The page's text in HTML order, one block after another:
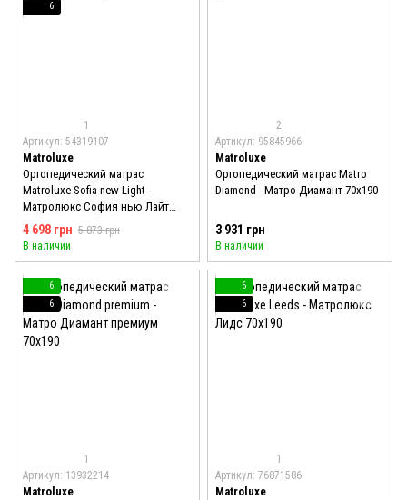
6
1
Артикул: 54319107
Matroluxe
Ортопедический матрас
Matroluxe Sofia new Light -
Матролюкс София нью Лайт
70x190
4 698 грн 5 873 грн
В наличии
2
Артикул: 95845966
Matroluxe
Ортопедический матрас Matro
Diamond - Матро Диамант 70x190
3 931 грн
В наличии
6
6
1
Артикул: 13932214
Matroluxe
6
6
1
Артикул: 76871586
Matroluxe